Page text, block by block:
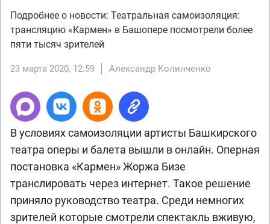
Подробнее о новости: Театральная самоизоляция:
трансляцию «Кармен» в Башопере посмотрели более
пяти тысяч зрителей
23 марта 2020, 12:59 Александр Колинченко
В условиях самоизоляции артисты Башкирского
театра оперы и балета вышли в онлайн. Оперная
постановка «Кармен» Жоржа Бизе
транслировать через интернет. Такое решение
приняло руководство театра. Среди немногих
зрителей которые смотрели спектакль вживую,